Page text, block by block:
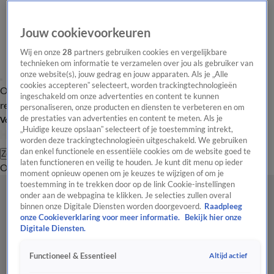
Overzicht Laatste nieuws Regionieuws Het beste van Hart
Tip de
redactie
Volg Hart van Nederland
Zoeken
OverzichtRegioUitzendingenWeerTip de redactiePanelVideo's
Jouw cookievoorkeuren
Wij en onze28 partners gebruiken cookies en vergelijkbare
technieken om informatie te verzamelen over jou als gebruiker van
onze website(s), jouw gedrag en jouw apparaten. Als je „Alle
cookies accepteren” selecteert, worden trackingtechnologieën
ingeschakeld om onze advertenties en content te kunnen
personaliseren, onze producten en diensten te verbeteren en om
de prestaties van advertenties en content te meten. Als je
„Huidige keuze opslaan” selecteert of je toestemming intrekt,
worden deze trackingtechnologieën uitgeschakeld. We gebruiken
dan enkel functionele en essentiële cookies om de website goed te
laten functioneren en veilig te houden. Je kunt dit menu op ieder
moment opnieuw openen om je keuzes te wijzigen of om je
toestemming in te trekken door op de link Cookie-instellingen
onder aan de webpagina te klikken. Je selecties zullen overal
binnen onze Digitale Diensten worden doorgevoerd. Raadpleeg
onze Cookieverklaring voor meer informatie.
Bekijk hier onze
Digitale Diensten.
Functioneel & Essentieel Altijd actief